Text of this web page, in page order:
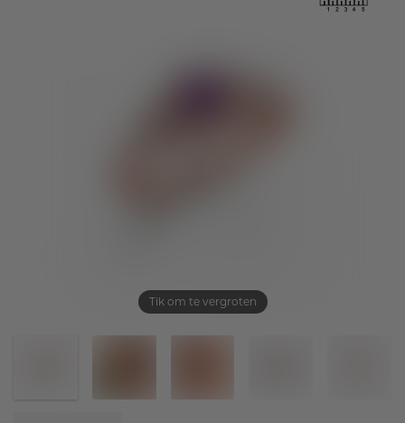
Tik om te vergroten